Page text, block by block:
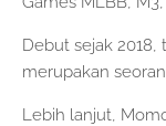
Debut sejak
merupakan
Lebih lanjut,